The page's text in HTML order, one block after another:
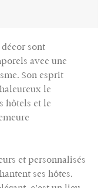
sont
avec une
Son esprit
le
hôtels et le
et personnalisés
ses hôtes.